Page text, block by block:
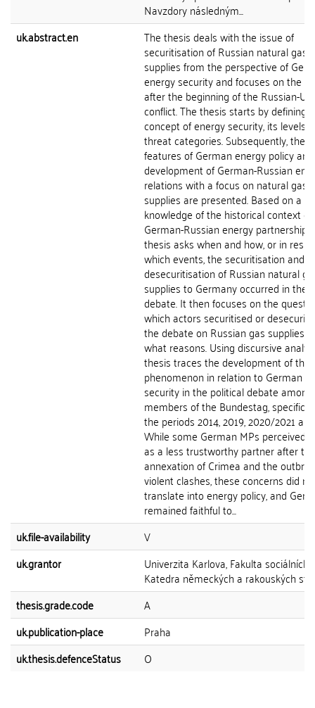
Navzdory následným...
uk.abstract.en
The thesis deals with the issue of
securitisation of Russian natural gas
supplies from the perspective of
energy security and focuses on the
after the beginning of the Russian-
conflict. The thesis starts by defining
concept of energy security, its levels
threat categories. Subsequently, the
features of German energy policy
development of German-Russian
relations with a focus on natural gas
supplies are presented. Based on a
knowledge of the historical context
German-Russian energy partnership,
thesis asks when and how, or in
which events, the securitisation and
desecuritisation of Russian natural
supplies to Germany occurred in the
debate. It then focuses on the
which actors securitised or
the debate on Russian gas supplies
what reasons. Using discursive
thesis traces the development of this
phenomenon in relation to German
security in the political debate among
members of the Bundestag,
the periods 2014, 2019, 2020/2021
While some German MPs perceived
as a less trustworthy partner after the
annexation of Crimea and the
violent clashes, these concerns did
translate into energy policy, and
remained faithful to...
uk.file-availability
V
uk.grantor
Univerzita Karlova, Fakulta sociálních
Katedra německých a rakouských
thesis.grade.code
A
uk.publication-place
Praha
uk.thesis.defenceStatus
O